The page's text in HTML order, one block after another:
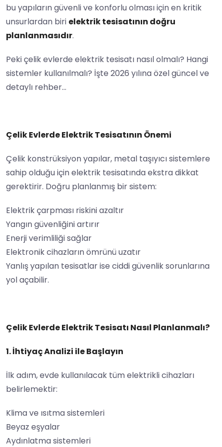
bu yapıların güvenli ve konforlu olması için en kritik
unsurlardan biri elektrik tesisatının doğru
planlanmasıdır.
Peki çelik evlerde elektrik tesisatı nasıl olmalı? Hangi
sistemler kullanılmalı? İşte 2026 yılına özel güncel ve
detaylı rehber…
Çelik Evlerde Elektrik Tesisatının Önemi
Çelik konstrüksiyon yapılar, metal taşıyıcı sistemlere
sahip olduğu için elektrik tesisatında ekstra dikkat
gerektirir. Doğru planlanmış bir sistem:
Elektrik çarpması riskini azaltır
Yangın güvenliğini artırır
Enerji verimliliği sağlar
Elektronik cihazların ömrünü uzatır
Yanlış yapılan tesisatlar ise ciddi güvenlik sorunlarına
yol açabilir.
Çelik Evlerde Elektrik Tesisatı Nasıl Planlanmalı?
1. İhtiyaç Analizi ile Başlayın
İlk adım, evde kullanılacak tüm elektrikli cihazları
belirlemektir:
Klima ve ısıtma sistemleri
Beyaz eşyalar
Aydınlatma sistemleri